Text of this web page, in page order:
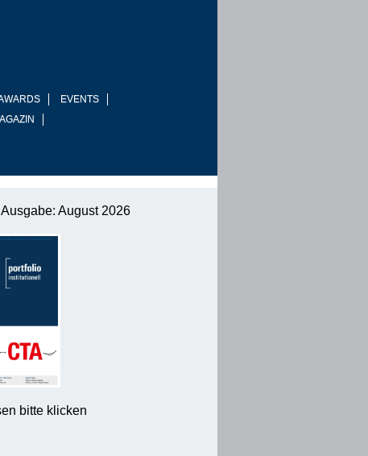
EVENTS
August 2026
bitte klicken